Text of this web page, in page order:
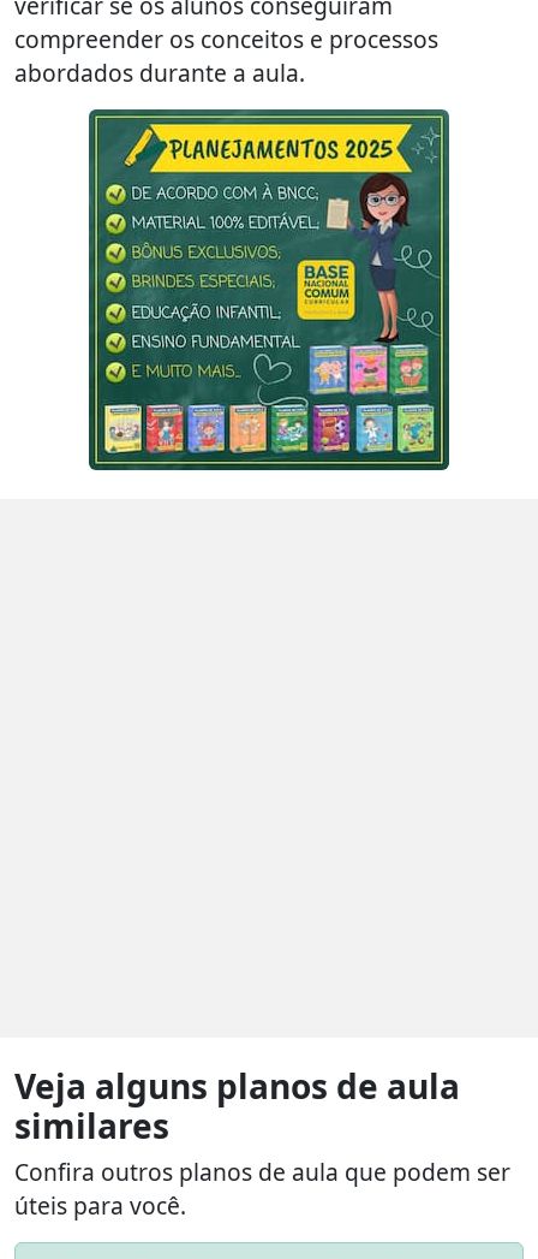
compreender os conceitos e processos
abordados durante a aula.
Veja alguns planos de aula
similares
Confira outros planos de aula que podem ser
úteis para você.